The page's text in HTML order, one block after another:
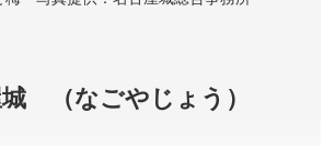
（なごやじょう）